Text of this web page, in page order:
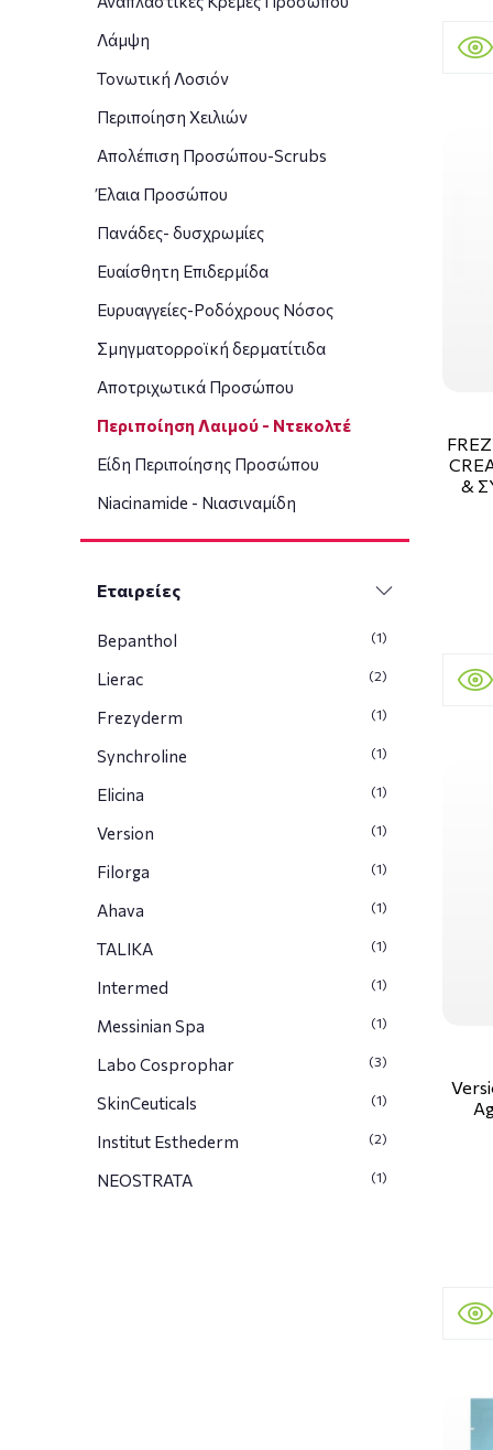
Λάμψη
Τονωτική Λοσιόν
Περιποίηση Χειλιών
Απολέπιση Προσώπου-Scrubs
Έλαια Προσώπου
Πανάδες- δυσχρωμίες
Ευαίσθητη Επιδερμίδα
Ευρυαγγείες-Ροδόχρους Νόσος
Σμηγματορροϊκή δερματίτιδα
Αποτριχωτικά Προσώπου
Περιποίηση Λαιμού - Ντεκολτέ
Είδη Περιποίησης Προσώπου
Niacinamide - Νιασιναμίδη
Εταιρείες
Bepanthol (1)
Lierac (2)
Frezyderm (1)
Synchroline (1)
Elicina (1)
Version (1)
Filorga (1)
Ahava (1)
TALIKA (1)
Intermed (1)
Messinian Spa (1)
Labo Cosprophar (3)
SkinCeuticals (1)
Institut Esthederm (2)
NEOSTRATA (1)
&